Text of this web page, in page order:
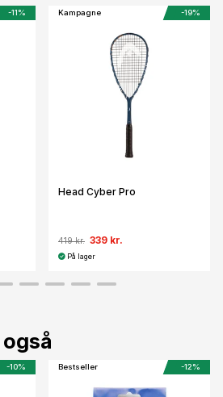
-11% Kampagne -19%
Head Cyber Pro
419 kr. 339 kr.
På lager
-10% Bestseller -12%